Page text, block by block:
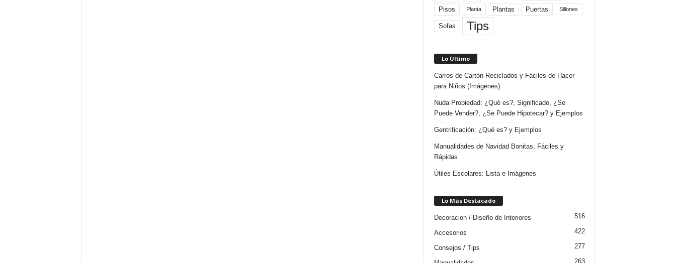
Pisos Planta Plantas Puertas Sillones
Sofas Tips
Lo Último
Carros de Cartón Reciclados y Fáciles de Hacer
para Niños (Imágenes)
Nuda Propiedad: ¿Qué es?, Significado, ¿Se
Puede Vender?, ¿Se Puede Hipotecar? y Ejemplos
Gentrificación: ¿Qué es? y Ejemplos
Manualidades de Navidad Bonitas, Fáciles y
Rápidas
Útiles Escolares: Lista e Imágenes
Lo Más Destacado
Decoracion / Diseño de Interiores 516
Accesorios 422
Consejos / Tips 277
263